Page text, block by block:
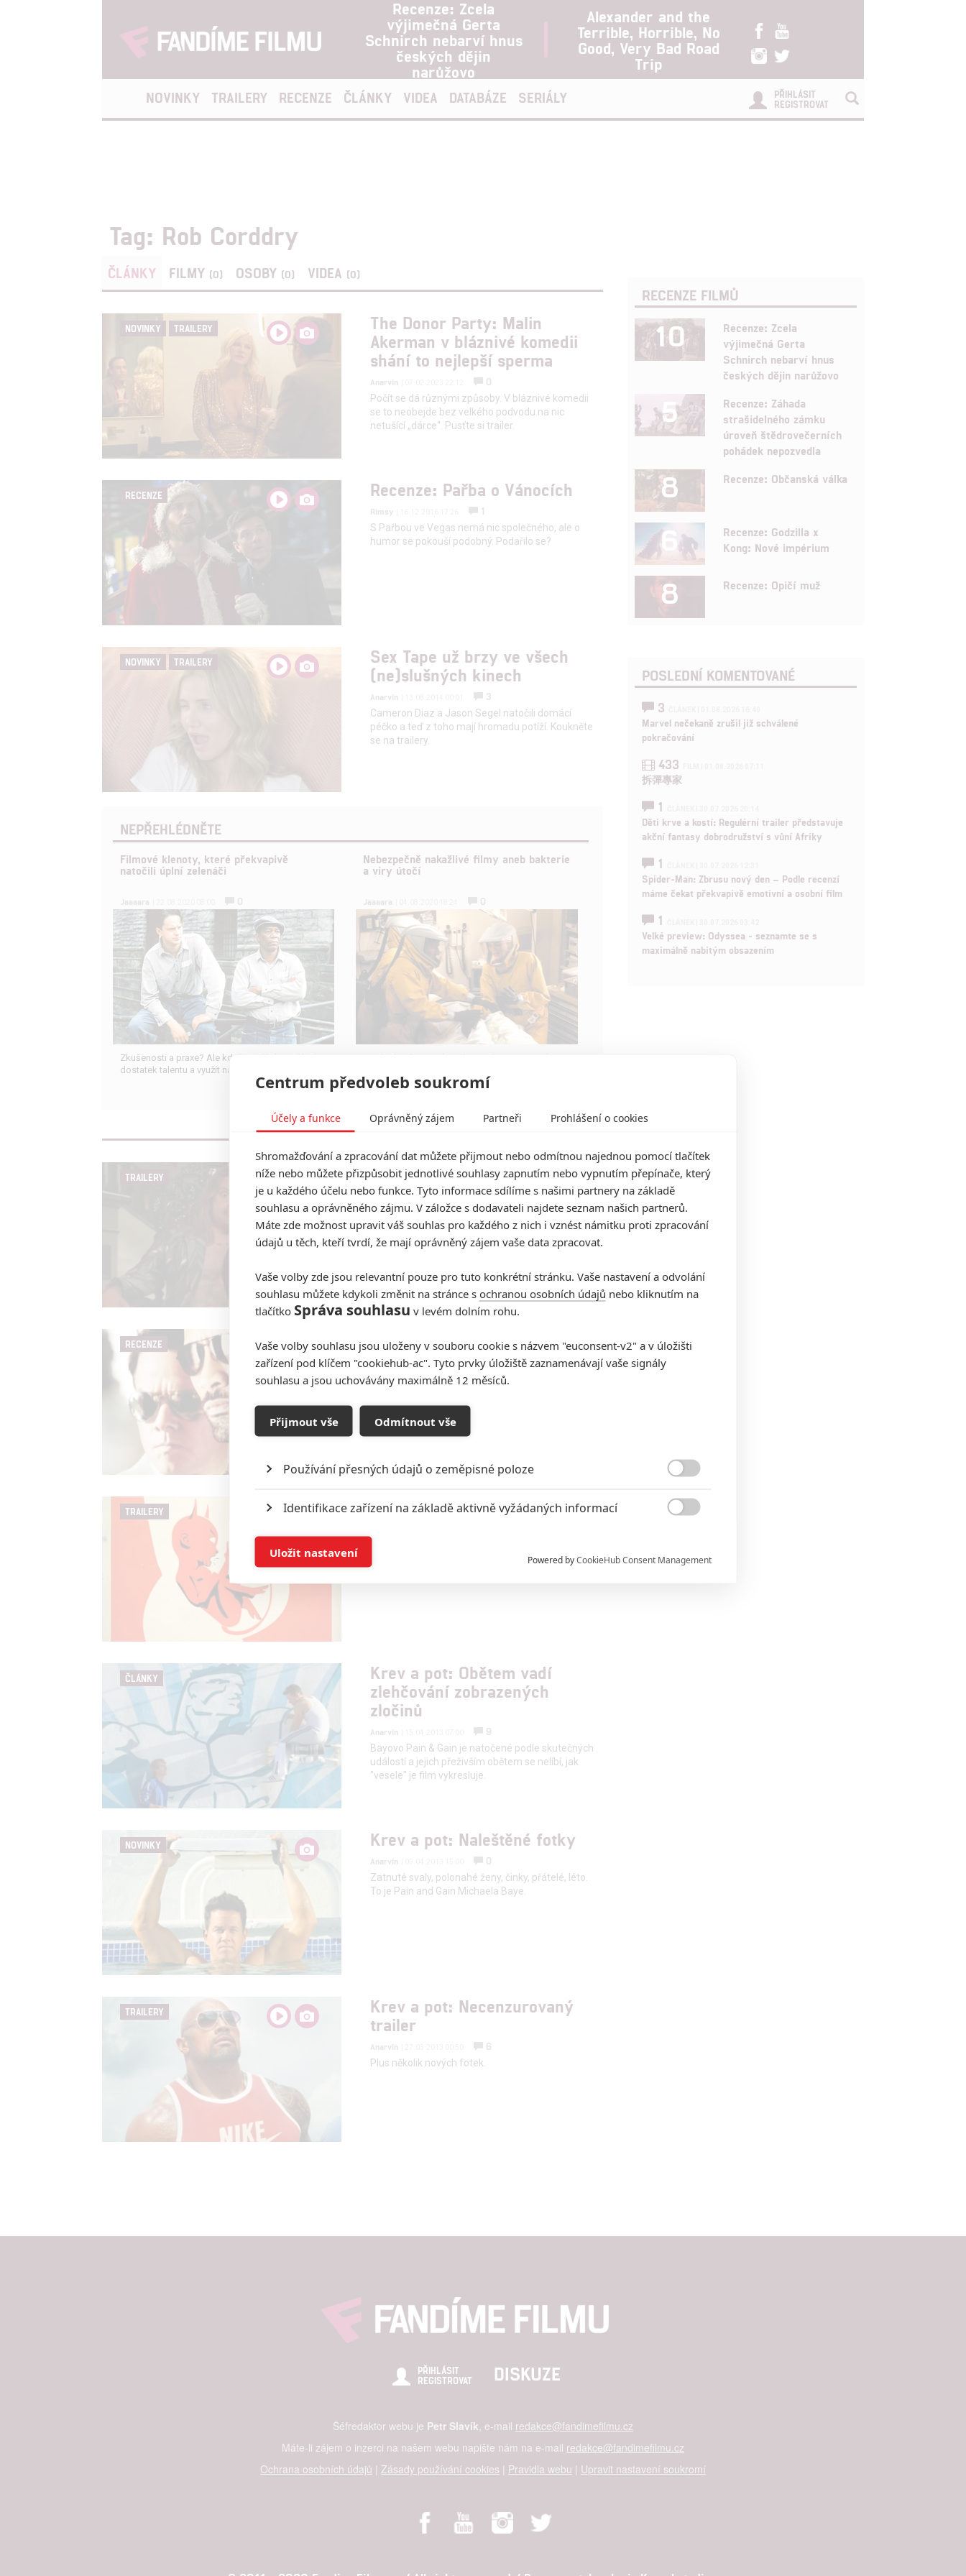
Recenze: Zcela
výjimečná Gerta
Schnirch nebarví hnus
českých dějin
narůžovo
Alexander and the
Terrible, Horrible, No
Good, Very Bad Road
Trip
NOVINKY TRAILERY RECENZE ČLÁNKY VIDEA DATABÁZE SERIÁLY
PŘIHLÁSIT
REGISTROVAT
Tag: Rob Corddry
ČLÁNKY FILMY (0) OSOBY (0) VIDEA (0)
NOVINKY TRAILERY
The Donor Party: Malin
Akerman v bláznivé komedii
shání to nejlepší sperma
Anarvin
0
Počít se dá různými způsoby. V bláznivé komedii
se to neobejde bez velkého podvodu na nic
netušící „dárce“. Pusťte si trailer.
RECENZE Recenze: Pařba o Vánocích
Rimsy
1
S Pařbou ve Vegas nemá nic společného, ale o
humor se pokouší podobný. Podařilo se?
NOVINKY TRAILERY
Sex Tape už brzy ve všech
(ne)slušných kinech
Anarvin
3
Cameron Diaz a Jason Segel natočili domácí
péčko a teď z toho mají hromadu potíží. Koukněte
se na trailery.
NEPŘEHLÉDNĚTE
Filmové klenoty, které překvapivě
natočili úplní zelenáči
Zkušenosti a praxe? Ale kdeže... někdy stačí mít
dostatek talentu a využít nabízené příležitosti.
Nebezpečně nakažlivé filmy aneb bakterie
a viry útočí
Jestli vás už omrzela Nákaza, zkuste si pandemii
terorizují nebezpeční mikroskopičtí prevíti.
TRAILERY
Hot Tub Time Machine 2:
Necenzurovaný dlouhý trailer
Anarvin | 25.07.2014 01:50
0
Opět se bude cestovat časem, tentokrát do
budoucnosti, kde na hrdiny čeká ještě ujetější
RECENZE Recenze: Pot a krev
Phil cze | 09.08.2013 14:55
29
Michael Bay si od Transformers odskočil ke
kriminální komedii podle skutečné události, s
Markem Wahlbergem a Dwaynem Johnsonem v
hlavních rolích.
TRAILERY
Hell Baby: Další hororová
Matadoři vedlejších rolí spojili síly a natočili
ČLÁNKY
Krev a pot: Obětem vadí
zlehčování zobrazených
zločinů
Anarvin
9
Bayovo Pain & Gain je natočené podle skutečných
událostí a jejich přeživším obětem se nelíbí, jak
"vesele" je film vykresluje.
NOVINKY Krev a pot: Naleštěné fotky
Anarvin
0
Zatnuté svaly, polonahé ženy, činky, přátelé, léto.
To je Pain and Gain Michaela Baye.
TRAILERY
Krev a pot: Necenzurovaný
trailer
Anarvin
6
Plus několik nových fotek.
RECENZE FILMŮ
10
Recenze: Zcela
výjimečná Gerta
Schnirch nebarví hnus
českých dějin narůžovo
5
Recenze: Záhada
strašidelného zámku
úroveň štědrovečerních
pohádek nepozvedla
8 Recenze: Občanská válka
6
Recenze: Godzilla x
Kong: Nové impérium
8 Recenze: Opičí muž
POSLEDNÍ KOMENTOVANÉ
3
Marvel nečekaně zrušil již schválené
pokračování
433
拆彈專家
1
Děti krve a kostí: Regulérní trailer představuje
akční fantasy dobrodružství s vůní Afriky
1
Spider-Man: Zbrusu nový den – Podle recenzí
máme čekat překvapivě emotivní a osobní film
1
Velké preview: Odyssea - seznamte se s
maximálně nabitým obsazením
PŘIHLÁSIT
REGISTROVAT
DISKUZE
Šéfredaktor webu je Petr Slavík, e-mail redakce@fandimefilmu.cz
Máte-li zájem o inzerci na našem webu napište nám na e-mail redakce@fandimefilmu.cz
Ochrana osobních údajů | Zásady používání cookies | Pravidla webu | Upravit nastavení soukromí
Centrum předvoleb soukromí
Účely a funkce Oprávněný zájem Partneři Prohlášení o cookies
Shromažďování a zpracování dat můžete přijmout nebo odmítnou najednou pomocí tlačítek
níže nebo můžete přizpůsobit jednotlivé souhlasy zapnutím nebo vypnutím přepínače, který
je u každého účelu nebo funkce. Tyto informace sdílíme s našimi partnery na základě
souhlasu a oprávněného zájmu. V záložce s dodavateli najdete seznam našich partnerů.
Máte zde možnost upravit váš souhlas pro každého z nich i vznést námitku proti zpracování
údajů u těch, kteří tvrdí, že mají oprávněný zájem vaše data zpracovat.
Vaše volby zde jsou relevantní pouze pro tuto konkrétní stránku. Vaše nastavení a odvolání
souhlasu můžete kdykoli změnit na stránce s ochranou osobních údajů nebo kliknutím na
tlačítko Správa souhlasu v levém dolním rohu.
Vaše volby souhlasu jsou uloženy v souboru cookie s názvem "euconsent-v2" a v úložišti
zařízení pod klíčem "cookiehub-ac". Tyto prvky úložiště zaznamenávají vaše signály
souhlasu a jsou uchovávány maximálně 12 měsíců.
Přijmout vše Odmítnout vše
Používání přesných údajů o zeměpisné poloze
Identifikace zařízení na základě aktivně vyžádaných informací
Ukládání a/nebo přístup k informacím v zařízení

Reklama založená na omezených údajích a měření reklamy
služeb
Udělením souhlasu s účely a funkcemi zde uvedenými dáváte nám i našim partnerům
možnost: Zajištění bezpečnosti, předcházení a zjišťování podvodů a odstraňování chyb,
Poskytování a zobrazování reklamy a obsahu
Powered byCookieHub Consent Management
Uložit nastavení